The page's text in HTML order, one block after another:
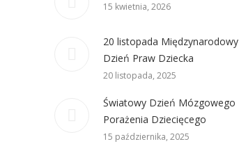
15 kwietnia, 2026
20 listopada Międzynarodowy
Dzień Praw Dziecka
20 listopada, 2025
Światowy Dzień Mózgowego
Porażenia Dziecięcego
15 października, 2025